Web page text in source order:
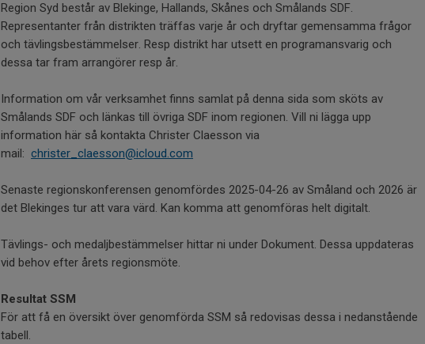
Region Syd består av Blekinge, Hallands, Skånes och Smålands SDF.
Representanter från distrikten träffas varje år och dryftar gemensamma frågor
och tävlingsbestämmelser. Resp distrikt har utsett en programansvarig och
dessa tar fram arrangörer resp år.
Information om vår verksamhet finns samlat på denna sida som sköts av
Smålands SDF och länkas till övriga SDF inom regionen. Vill ni lägga upp
information här så kontakta Christer Claesson via
mail: christer_claesson@icloud.com
Senaste regionskonferensen genomfördes 2025-04-26 av Småland och 2026 är
det Blekinges tur att vara värd. Kan komma att genomföras helt digitalt.
Tävlings- och medaljbestämmelser hittar ni under Dokument. Dessa uppdateras
vid behov efter årets regionsmöte.
Resultat SSM
För att få en översikt över genomförda SSM så redovisas dessa i nedanstående
tabell.